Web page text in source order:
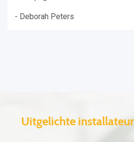
- Deborah Peters
Uitgelichte